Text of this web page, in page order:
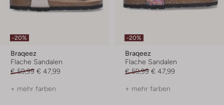
-20%
Braqeez
Flache Sandalen
€ 59,99 € 47,99
+ mehr farben
-20%
Braqeez
Flache Sandalen
€ 59,99 € 47,99
+ mehr farben